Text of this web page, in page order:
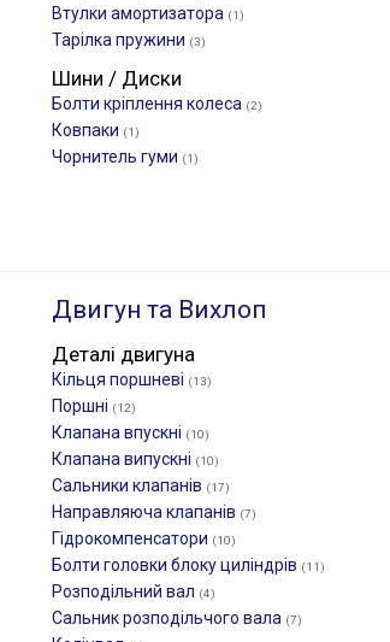
Втулки амортизатора (1)
Тарілка пружини (3)
Шини / Диски
Болти кріплення колеса (2)
Ковпаки (1)
Чорнитель гуми (1)
Двигун та Вихлоп
Деталі двигуна
Кільця поршневі (13)
Поршні (12)
Клапана впускні (10)
Клапана випускні (10)
Сальники клапанів (17)
Направляюча клапанів (7)
Гідрокомпенсатори (10)
Болти головки блоку циліндрів (11)
Розподільний вал (4)
Сальник розподільчого вала (7)